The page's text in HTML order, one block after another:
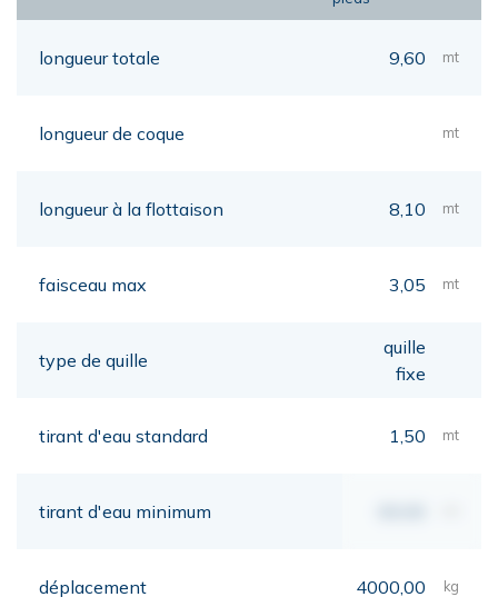
longueur totale 9,60 mt
longueur de coque mt
longueur à la flottaison 8,10 mt
faisceau max 3,05 mt
type de quille
quille
fixe
tirant d'eau standard 1,50 mt
tirant d'eau minimum
déplacement 4000,00 kg